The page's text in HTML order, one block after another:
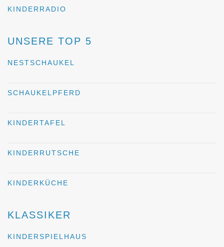
KINDERRADIO
UNSERE TOP 5
NESTSCHAUKEL
SCHAUKELPFERD
KINDERTAFEL
KINDERRUTSCHE
KINDERKÜCHE
KLASSIKER
KINDERSPIELHAUS